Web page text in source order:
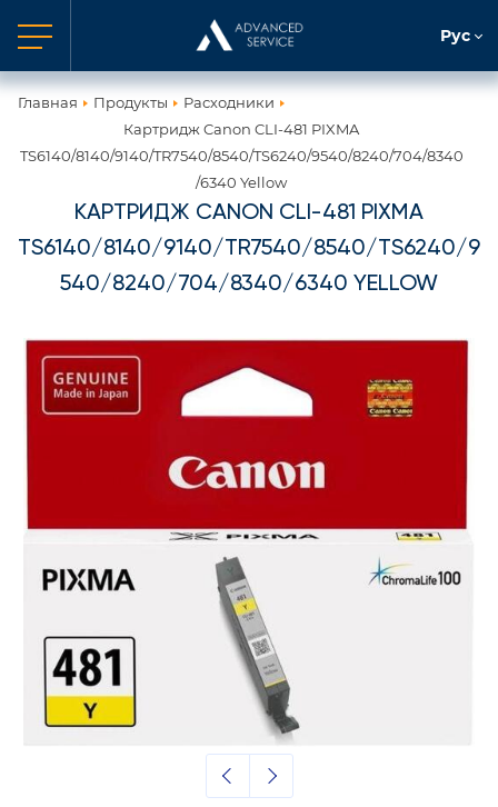
Рус
Главная Продукты
Расходники
Картридж Canon CLI-481 PIXMA
TS6140/8140/9140/TR7540/8540/TS6240/9540/8240/704/8340
/6340 Yellow
КАРТРИДЖ CANON CLI-481 PIXMA
TS6140/8140/9140/TR7540/8540/TS6240/9
540/8240/704/8340/6340 YELLOW